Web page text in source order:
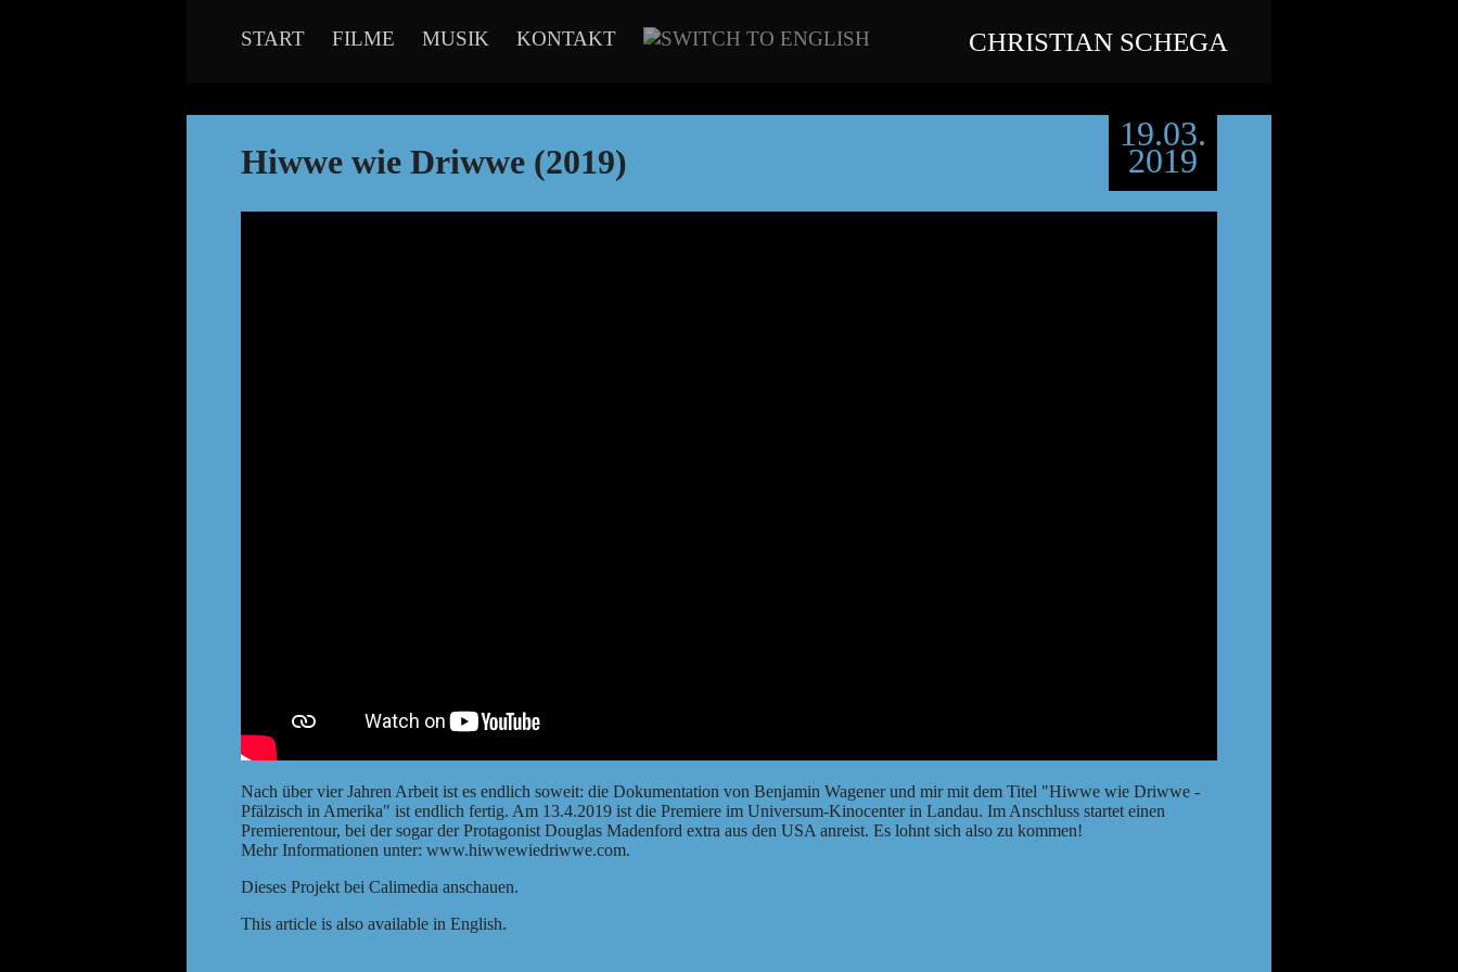
START FILME MUSIK KONTAKT CHRISTIAN SCHEGA
19.03.
2019
Hiwwe wie Driwwe (2019)
Nach über vier Jahren Arbeit ist es endlich soweit: die Dokumentation von Benjamin Wagener und mir mit dem Titel "Hiwwe wie Driwwe -
Pfälzisch in Amerika" ist endlich fertig. Am 13.4.2019 ist die Premiere im Universum-Kinocenter in Landau. Im Anschluss startet einen
Premierentour, bei der sogar der Protagonist Douglas Madenford extra aus den USA anreist. Es lohnt sich also zu kommen!
Mehr Informationen unter: www.hiwwewiedriwwe.com.
Dieses Projekt bei Calimedia anschauen.
This article is also available in English.